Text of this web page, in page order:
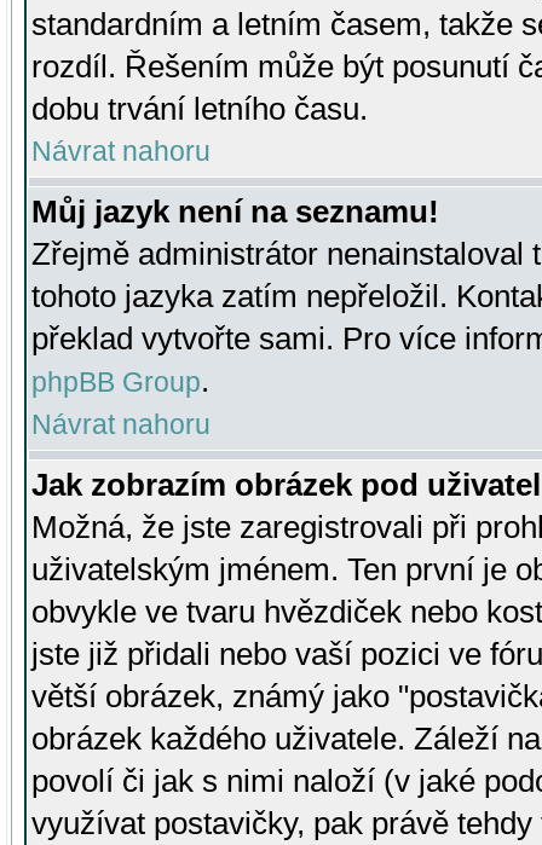
standardním a letním časem, takže
rozdíl. Řešením může být posunutí
dobu trvání letního času.
Návrat nahoru
Můj jazyk není na seznamu!
Zřejmě administrátor nenainstaloval
tohoto jazyka zatím nepřeložil.
překlad vytvořte sami. Pro více
phpBB Group.
Návrat nahoru
Jak zobrazím obrázek pod
Možná, že jste zaregistrovali při
uživatelským jménem. Ten první je
obvykle ve tvaru hvězdiček nebo
jste již přidali nebo vaší pozici ve
větší obrázek, známý jako
obrázek každého uživatele. Záleží
povolí či jak s nimi naloží (v jaké
využívat postavičky, pak právě